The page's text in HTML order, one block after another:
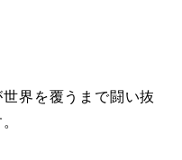
界を覆うまで闘い抜